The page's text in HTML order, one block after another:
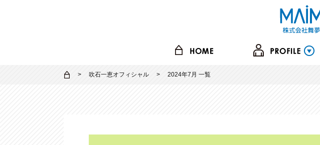
吹石一恵オフィシャル 2024年7月 一覧